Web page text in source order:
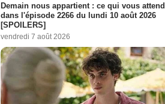
Demain nous appartient : ce qui vous attend
dans l'épisode 2266 du lundi 10 août 2026
[SPOILERS]
vendredi 7 août 2026